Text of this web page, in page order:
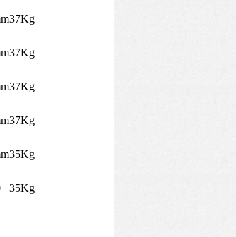
37Kg
37Kg
37Kg
37Kg
35Kg
35Kg